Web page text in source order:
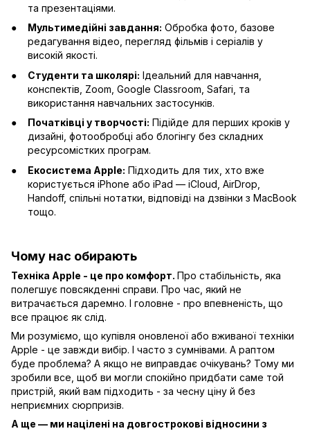
та презентаціями.
Мультимедійні завдання: Обробка фото, базове
редагування відео, перегляд фільмів і серіалів у
високій якості.
Студенти та школярі: Ідеальний для навчання,
конспектів, Zoom, Google Classroom, Safari, та
використання навчальних застосунків.
Початківці у творчості: Підійде для перших кроків у
дизайні, фотообробці або блогінгу без складних
ресурсомістких програм.
Екосистема Apple: Підходить для тих, хто вже
користується iPhone або iPad — iCloud, AirDrop,
Handoff, спільні нотатки, відповіді на дзвінки з MacBook
тощо.
Чому нас обирають
Техніка Apple - це про комфорт. Про стабільність, яка
полегшує повсякденні справи. Про час, який не
витрачається даремно. І головне - про впевненість, що
все працює як слід.
Ми розуміємо, що купівля оновленої або вживаної техніки
Apple - це завжди вибір. І часто з сумнівами. А раптом
буде проблема? А якщо не виправдає очікувань? Тому ми
зробили все, щоб ви могли спокійно придбати саме той
пристрій, який вам підходить - за чесну ціну й без
неприємних сюрпризів.
А ще — ми націлені на довгострокові відносини з